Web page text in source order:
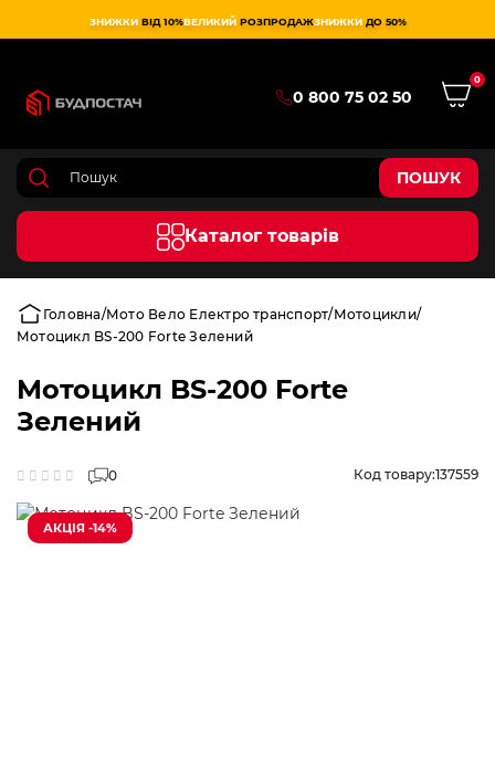
ЗНИЖКИ ВІД 10%ВЕЛИКИЙ РОЗПРОДАЖЗНИЖКИ ДО 50%
0 800 75 02 50
0
ПОШУК
Каталог товарів
Головна Мото Вело Електро транспорт Мотоцикли
Мотоцикл BS-200 Forte Зелений
Мотоцикл BS-200 Forte
Зелений
0 Код товару:137559
АКЦІЯ -14%